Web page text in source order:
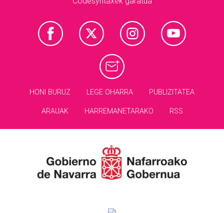
HONI BURUZ LEGE OHARRA PUBLIZITATEA
ARAUAK HARREMANETARAKO RSS